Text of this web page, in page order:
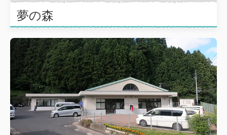
職員紹介
お問合せ
障害者支援施設
高松園
第二高松園
夢の森